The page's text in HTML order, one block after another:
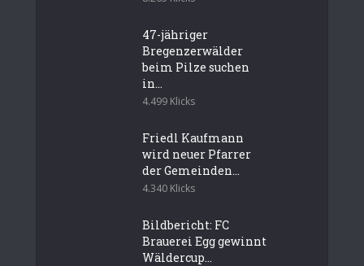
47-jähriger
Bregenzerwälder
beim Pilze suchen
in...
4.499 Klicks
Friedl Kaufmann
wird neuer Pfarrer
der Gemeinden...
4.340 Klicks
Bildbericht: FC
Brauerei Egg gewinnt
Wäldercup...